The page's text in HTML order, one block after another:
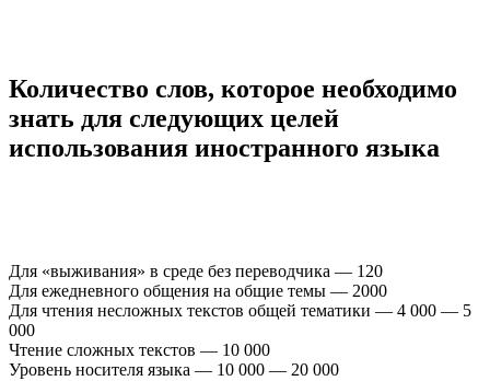
Количество слов, которое необходимо
знать для следующих целей
использования иностранного языка
Для «выживания» в среде без переводчика — 120
Для ежедневного общения на общие темы — 2000
Для чтения несложных текстов общей тематики — 4 000 — 5
000
Чтение сложных текстов — 10 000
Уровень носителя языка — 10 000 — 20 000